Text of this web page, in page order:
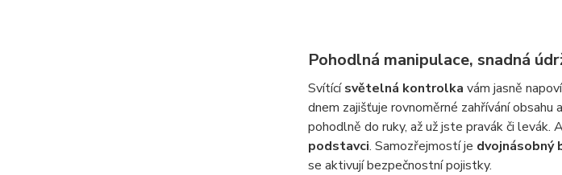
Pohodlná manipulace, snadná
Svítícísvětelná kontrolka vám jasně
dnem zajišťuje rovnoměrné zahřívání obsahu
pohodlně do ruky, až už jste pravák či levák.
podstavci. Samozřejmostí je dvojnásobný
se aktivují bezpečnostní pojistky.